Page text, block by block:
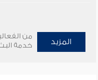
المزيد
من
خدمة